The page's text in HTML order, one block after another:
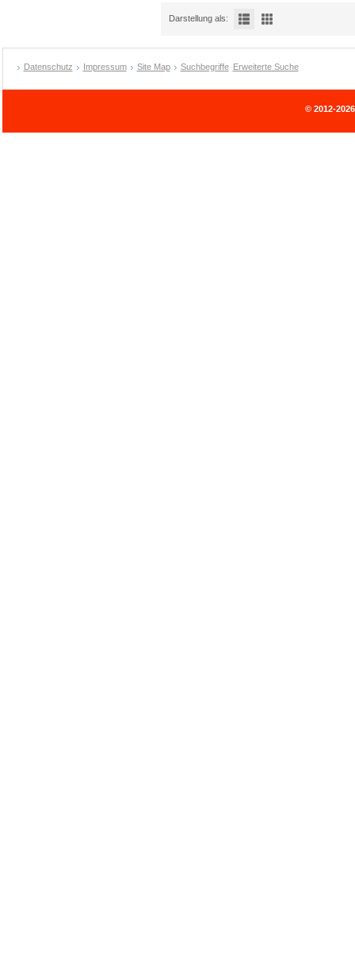
Darstellung als:
Datenschutz Impressum Site Map Suchbegriffe Erweiterte Suche
© 2012-